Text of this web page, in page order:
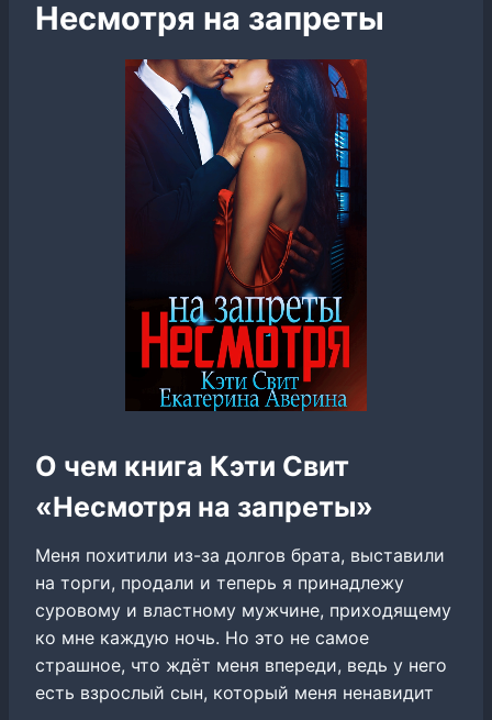
Несмотря на запреты
О чем книга Кэти Свит
«Несмотря на запреты»
Меня похитили из-за долгов брата, выставили
на торги, продали и теперь я принадлежу
суровому и властному мужчине, приходящему
ко мне каждую ночь. Но это не самое
страшное, что ждёт меня впереди, ведь у него
есть взрослый сын, который меня ненавидит